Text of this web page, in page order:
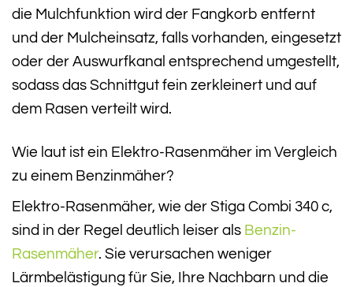
die Mulchfunktion wird der Fangkorb entfernt
und der Mulcheinsatz, falls vorhanden, eingesetzt
oder der Auswurfkanal entsprechend umgestellt,
sodass das Schnittgut fein zerkleinert und auf
dem Rasen verteilt wird.
Wie laut ist ein Elektro-Rasenmäher im Vergleich
zu einem Benzinmäher?
Elektro-Rasenmäher, wie der Stiga Combi 340 c,
sind in der Regel deutlich leiser als Benzin-
Rasenmäher. Sie verursachen weniger
Lärmbelästigung für Sie, Ihre Nachbarn und die